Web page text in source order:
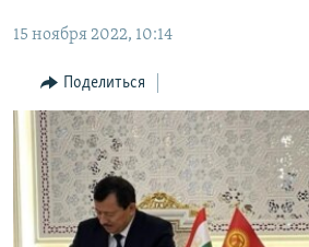
Вернутся
поиску
КЫРГЫЗЧА
ЎЗБЕКЧА
ТОҶИКӢ
TÜRKMENÇE
ПОДПИШИТЕСЬ НА НАС В СОЦСЕТЯХ
Все сайты РСЕ/РС
15 ноября 2022, 10:14
Поделиться